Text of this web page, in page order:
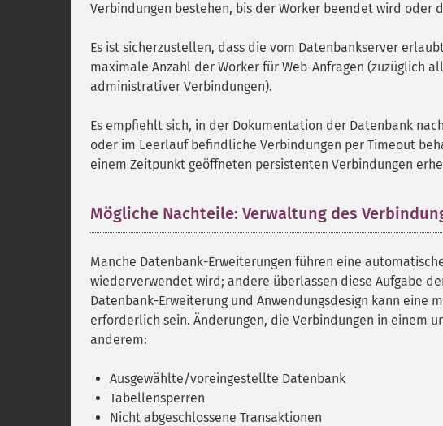
Verbindungen bestehen, bis der Worker beendet wird oder
Es ist sicherzustellen, dass die vom Datenbankserver
maximale Anzahl der Worker für Web-Anfragen (zuzüglich
administrativer Verbindungen).
Es empfiehlt sich, in der Dokumentation der Datenbank
oder im Leerlauf befindliche Verbindungen per Timeout
einem Zeitpunkt geöffneten persistenten Verbindungen
Mögliche Nachteile: Verwaltung des
Manche Datenbank-Erweiterungen führen eine
wiederverwendet wird; andere überlassen diese Aufgabe
Datenbank-Erweiterung und Anwendungsdesign kann eine
erforderlich sein. Änderungen, die Verbindungen in einem
anderem:
Ausgewählte/voreingestellte Datenbank
Tabellensperren
Nicht abgeschlossene Transaktionen